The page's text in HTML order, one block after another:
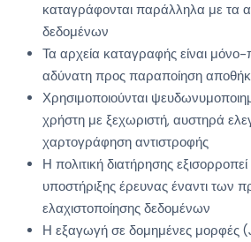
καταγράφονται παράλληλα με τα
δεδομένων
Τα αρχεία καταγραφής είναι
αδύνατη προς παραποίηση
Χρησιμοποιούνται
χρήστη με ξεχωριστή, αυστηρά
χαρτογράφηση αντιστροφής
Η πολιτική διατήρησης εξισορροπεί
υποστήριξης έρευνας έναντι των
ελαχιστοποίησης δεδομένων
Η εξαγωγή σε δομημένες μορφές